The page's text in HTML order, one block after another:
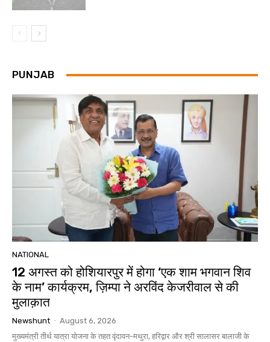
PUNJAB
NATIONAL
12 अगस्त को होशियारपुर में होगा ‘एक शाम भगवान शिव
के नाम’ कार्यक्रम, ज़िम्पा ने अरविंद केजरीवाल से की
मुलाक़ात
Newshunt - August 6, 2026
मुख्यमंत्री तीर्थ यात्रा योजना के तहत वृंदावन-मथुरा, हरिद्वार और श्री सालासर बालाजी के